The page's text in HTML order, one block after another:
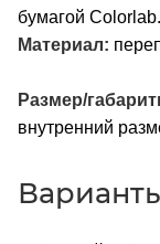
бумагой Colorlab.
Материал:
Размер/
внутренний